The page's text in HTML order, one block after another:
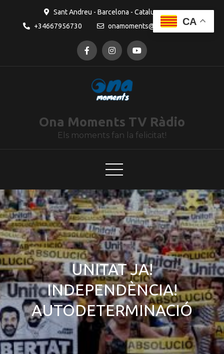
Sant Andreu - Barcelona - Catalunya
+34667956730
onamoments@gmail.com
Ona Moments TV Ràdio
Els moments fan la felicitat!
UNITAT JA!
INDEPENDÈNCIA!
AUTODETERMINACIÓ
CA